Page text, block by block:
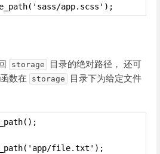
app.scss');
storage
目录的绝对路径， 还可
函数在 storage
目录下为给定文件
file.txt');